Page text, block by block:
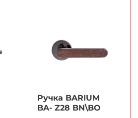
Ручка BARIUM
BA- Z28 BN\BO